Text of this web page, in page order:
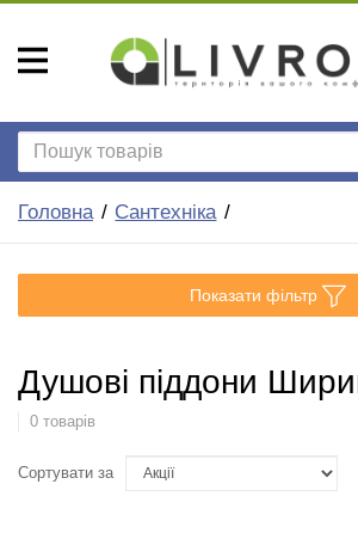
Головна Сантехніка
Показати фільтр
Душові піддони
0 товарів
Сортувати за